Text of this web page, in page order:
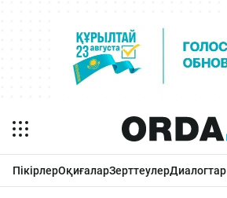
ПікірлерОқиғаларЗерттеулерДиалогтар